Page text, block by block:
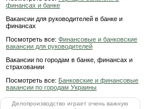
финансах и банке
Вакансии для руководителей в банке и
финансах
Посмотреть все: Финансовые и банковские
вакансии для руководителей
Вакансии по городам в банке, финансах и
страховании
Посмотреть все: Банковские и финансовые
вакансии по городам Украины
Делопроизводство играет очень важную